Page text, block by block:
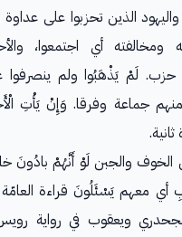
الذين تحزبوا على
ومخالفته أي اجتمعوا،
لَمْ يَذْهَبُوا ولم
منهم جماعة وفرقا. وَإِنْ يَأْتِ
والجبن لَوْ أَنَّهُمْ بادُونَ
أي معهم يَسْئَلُونَ قراءة
ويعقوب في رواية